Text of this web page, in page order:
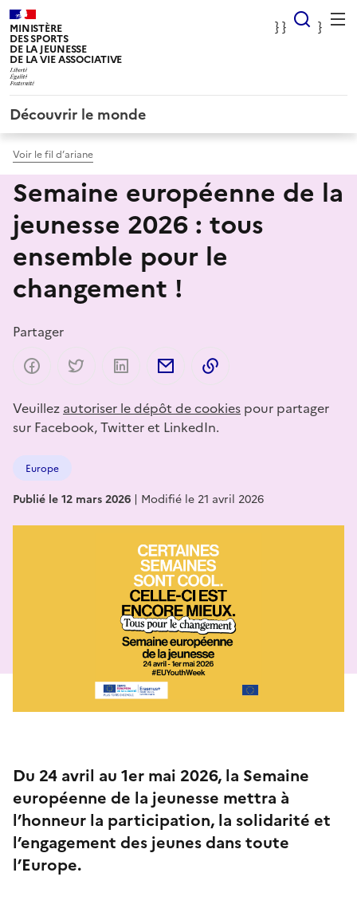
MINISTÈRE
DES SPORTS
DE LA JEUNESSE
DE LA VIE ASSOCIATIVE
} } }
}
Découvrir le monde
Voir le fil d’ariane
Semaine européenne de la
jeunesse 2026 : tous
ensemble pour le
changement !
Partager
Partager sur Facebook
Partager sur Twitter
Partager sur LinkedIn
Partager par email
Veuillez autoriser le dépôt de cookies pour partager
sur Facebook, Twitter et LinkedIn.
Europe
Publié le 12 mars 2026 | Modifié le 21 avril 2026
Du 24 avril au 1er mai 2026, la Semaine
européenne de la jeunesse mettra à
l’honneur la participation, la solidarité et
l’engagement des jeunes dans toute
l’Europe.
Panneau de gestion des cookies